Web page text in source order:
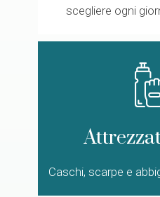
scegliere ogni
Caschi, scarpe e